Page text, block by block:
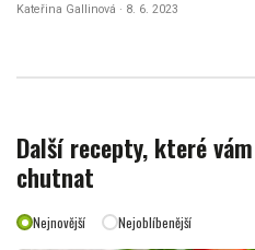
Kateřina Gallinová · 8. 6. 2023
Další recepty, které
chutnat
Nejnovější Nejoblíbenější